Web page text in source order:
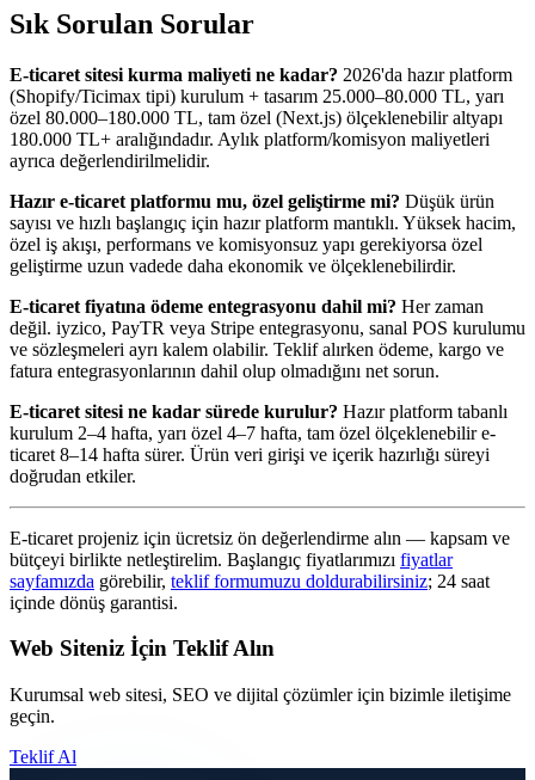
Sık Sorulan Sorular
E-ticaret sitesi kurma maliyeti ne kadar? 2026'da hazır platform
(Shopify/Ticimax tipi) kurulum + tasarım 25.000–80.000 TL, yarı
özel 80.000–180.000 TL, tam özel (Next.js) ölçeklenebilir altyapı
180.000 TL+ aralığındadır. Aylık platform/komisyon maliyetleri
ayrıca değerlendirilmelidir.
Hazır e-ticaret platformu mu, özel geliştirme mi? Düşük ürün
sayısı ve hızlı başlangıç için hazır platform mantıklı. Yüksek hacim,
özel iş akışı, performans ve komisyonsuz yapı gerekiyorsa özel
geliştirme uzun vadede daha ekonomik ve ölçeklenebilirdir.
E-ticaret fiyatına ödeme entegrasyonu dahil mi? Her zaman
değil. iyzico, PayTR veya Stripe entegrasyonu, sanal POS kurulumu
ve sözleşmeleri ayrı kalem olabilir. Teklif alırken ödeme, kargo ve
fatura entegrasyonlarının dahil olup olmadığını net sorun.
E-ticaret sitesi ne kadar sürede kurulur? Hazır platform tabanlı
kurulum 2–4 hafta, yarı özel 4–7 hafta, tam özel ölçeklenebilir e-
ticaret 8–14 hafta sürer. Ürün veri girişi ve içerik hazırlığı süreyi
doğrudan etkiler.
E-ticaret projeniz için ücretsiz ön değerlendirme alın — kapsam ve
bütçeyi birlikte netleştirelim. Başlangıç fiyatlarımızı fiyatlar
sayfamızda görebilir, teklif formumuzu doldurabilirsiniz; 24 saat
içinde dönüş garantisi.
Web Siteniz İçin Teklif Alın
Kurumsal web sitesi, SEO ve dijital çözümler için bizimle iletişime
geçin.
Teklif Al